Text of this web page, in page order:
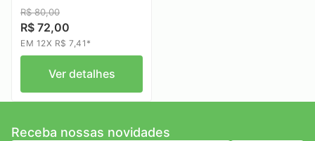
R$ 80,00
R$ 72,00
EM 12X R$ 7,41*
Ver detalhes
Receba nossas novidades